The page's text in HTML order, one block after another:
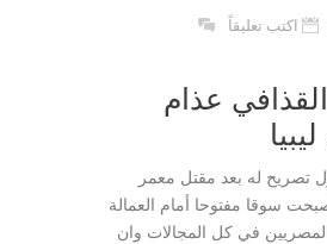
اكتب تعليقاً
عذام
تصريح له بعد مقتل معمر
سوقا مفتوحا أمام العمالة
المصريين في كل المجالات وان